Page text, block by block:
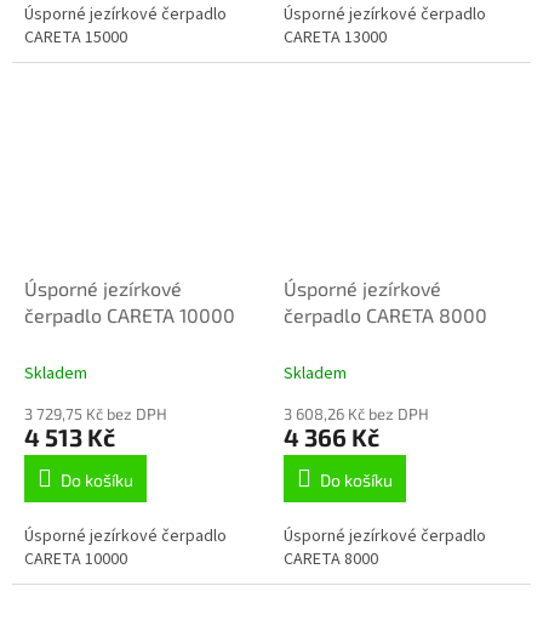
Úsporné jezírkové čerpadlo
CARETA 15000
Úsporné jezírkové čerpadlo
CARETA 13000
Úsporné jezírkové
čerpadlo CARETA 10000
Skladem
3 729,75 Kč bez DPH
4 513 Kč
Do košíku
Úsporné jezírkové čerpadlo
CARETA 10000
Úsporné jezírkové
čerpadlo CARETA 8000
Skladem
3 608,26 Kč bez DPH
4 366 Kč
Do košíku
Úsporné jezírkové čerpadlo
CARETA 8000